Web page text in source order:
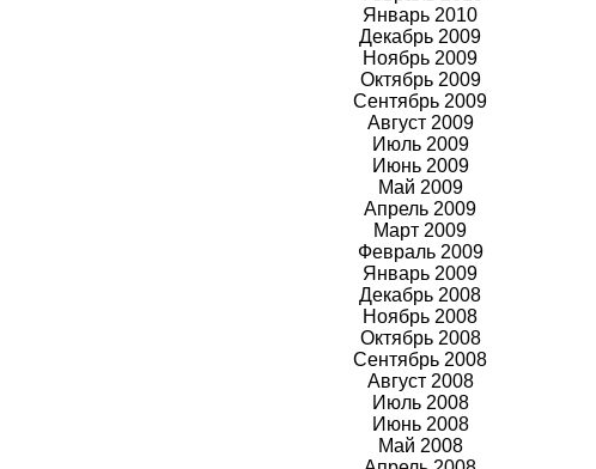
Январь 2010
Декабрь 2009
Ноябрь 2009
Октябрь 2009
Сентябрь 2009
Август 2009
Июль 2009
Июнь 2009
Май 2009
Апрель 2009
Март 2009
Февраль 2009
Январь 2009
Декабрь 2008
Ноябрь 2008
Октябрь 2008
Сентябрь 2008
Август 2008
Июль 2008
Июнь 2008
Май 2008